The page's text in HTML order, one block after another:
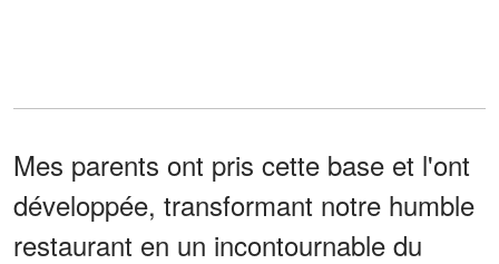
Mes parents ont pris cette base et l'ont
développée, transformant notre humble
restaurant en un incontournable du